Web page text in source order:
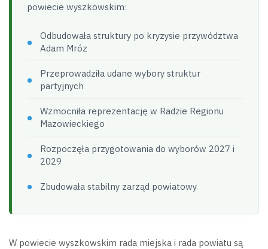
powiecie wyszkowskim:
Odbudowała struktury po kryzysie przywództwa
Adam Mróz
Przeprowadziła udane wybory struktur
partyjnych
Wzmocniła reprezentację w Radzie Regionu
Mazowieckiego
Rozpoczęła przygotowania do wyborów 2027 i
2029
Zbudowała stabilny zarząd powiatowy
W powiecie wyszkowskim rada miejska i rada powiatu są